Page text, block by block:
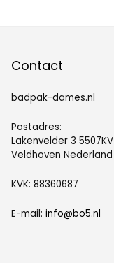
Contact
badpak-dames.nl
Postadres:
Lakenvelder 3 5507KV
Veldhoven Nederland
KVK: 88360687
E-mail:info@bo5.nl